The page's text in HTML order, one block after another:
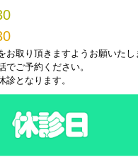
お取り頂きますようお願いたし
でご予約ください。
診となります。